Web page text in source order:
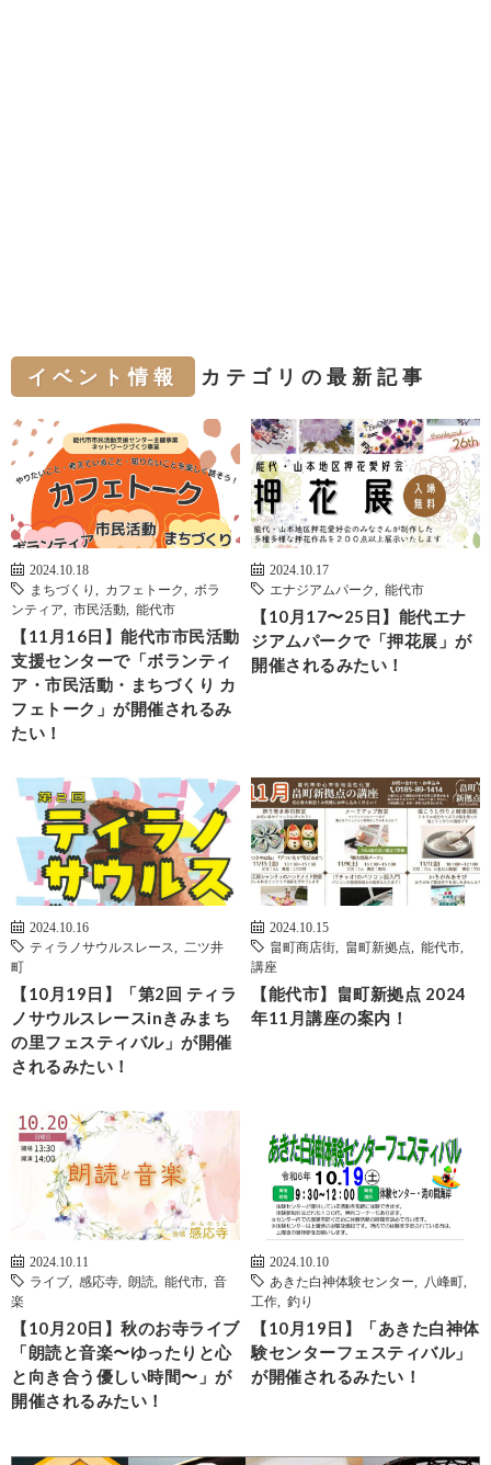
イベント情報 カテゴリの最新記事
2024.10.18
まちづくり
カフェトーク
ボラ
ンティア
市民活動 能代市
【11月16日】能代市市民活動
支援センターで「ボランティ
ア・市民活動・まちづくり カ
フェトーク」が開催されるみ
たい！
2024.10.17
エナジアムパーク
能代市
【10月17〜25日】能代エナ
ジアムパークで「押花展」が
開催されるみたい！
2024.10.16
ティラノサウルスレース
二ツ井
町
【10月19日】「第2回 ティラ
ノサウルスレースinきみまち
の里フェスティバル」が開催
されるみたい！
2024.10.15
畠町商店街
畠町新拠点 能代市
講座
【能代市】畠町新拠点 2024
年11月講座の案内！
2024.10.11
ライブ
感応寺 朗読 能代市
音
楽
【10月20日】秋のお寺ライブ
「朗読と音楽〜ゆったりと心
と向き合う優しい時間〜」が
開催されるみたい！
2024.10.10
あきた白神体験センター
八峰町
工作
釣り
【10月19日】「あきた白神体
験センターフェスティバル」
が開催されるみたい！